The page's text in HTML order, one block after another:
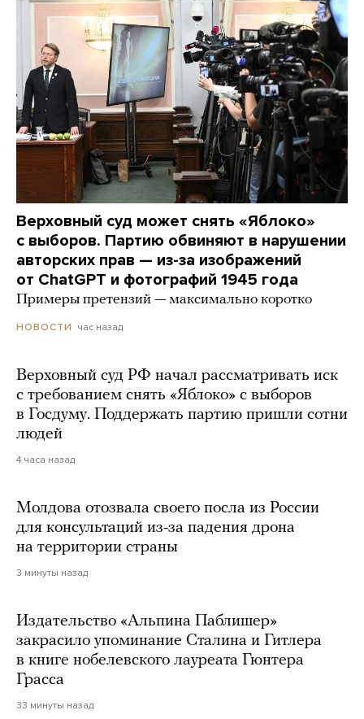
Верховный суд может снять «Яблоко»
с выборов. Партию обвиняют в нарушении
авторских прав — из-за изображений
от ChatGPT и фотографий 1945 года
Примеры претензий — максимально коротко
НОВОСТИ час назад
Верховный суд РФ начал рассматривать иск
с требованием снять «Яблоко» с выборов
в Госдуму. Поддержать партию пришли сотни
людей
4 часа назад
Молдова отозвала своего посла из России
для консультаций из-за падения дрона
на территории страны
3 минуты назад
Издательство «Альпина Паблишер»
закрасило упоминание Сталина и Гитлера
в книге нобелевского лауреата Гюнтера
Грасса
33 минуты назад